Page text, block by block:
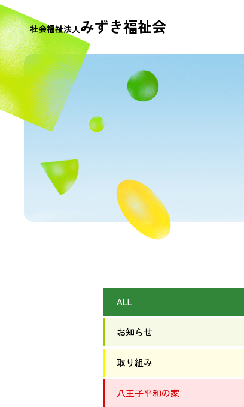
社会福祉法人みずき福祉会
ALL
お知らせ
取り組み
八王子平和の家